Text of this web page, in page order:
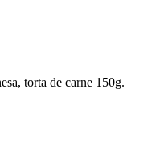
torta de carne 150g.